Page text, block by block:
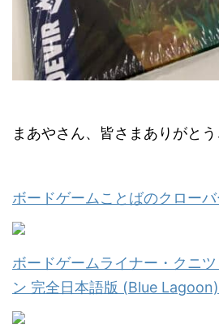
まあやさん、皆さまありがとう
ボードゲームことばのクロー
ボードゲームライナー・クニ
ン 完全日本語版 (Blue Lagoon)